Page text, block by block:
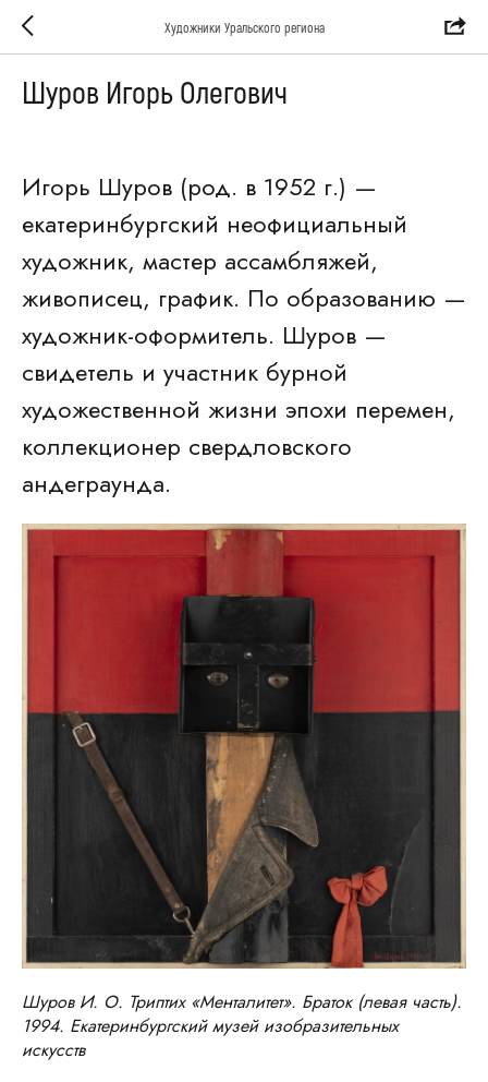
Художники Уральского региона
Шуров Игорь Олегович
Игорь Шуров (род. в 1952 г.) —
екатеринбургский неофициальный
художник, мастер ассамбляжей,
живописец, график. По образованию —
художник-оформитель. Шуров —
свидетель и участник бурной
художественной жизни эпохи перемен,
коллекционер свердловского
андеграунда.
Шуров И. О. Триптих «Менталитет». Браток (левая часть).
1994. Екатеринбургский музей изобразительных
искусств